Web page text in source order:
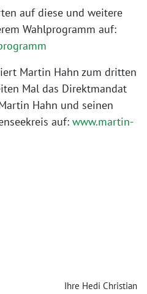
auf die­se und wei­te­re
Wahlprogramm auf:
Martin Hahn zum drit­ten
Mal das Direktmandat
Hahn und sei­nen
auf: www.martin-
Ihre Hedi Christian